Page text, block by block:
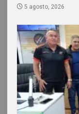
5 agosto, 2026